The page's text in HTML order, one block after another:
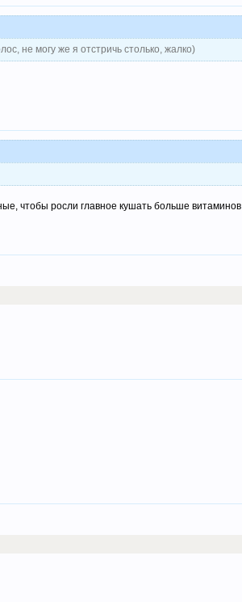
не могу же я отстричь столько, жалко)
чтобы росли главное кушать больше витаминов